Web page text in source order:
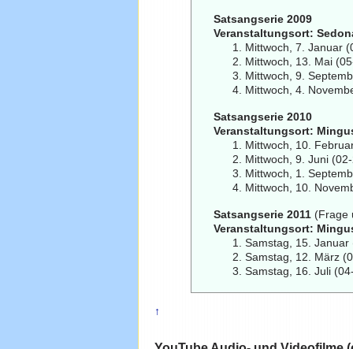
Satsangserie 2009
Veranstaltungsort:
Mittwoch, 7. Januar
Mittwoch, 13. Mai
Mittwoch, 9.
Mittwoch, 4.
Satsangserie 2010
Veranstaltungsort:
Mittwoch, 10.
Mittwoch, 9. Juni
Mittwoch, 1.
Mittwoch, 10.
Satsangserie 2011 (Frage
Veranstaltungsort:
Samstag, 15.
Samstag, 12. März
Samstag, 16. Juli
↑